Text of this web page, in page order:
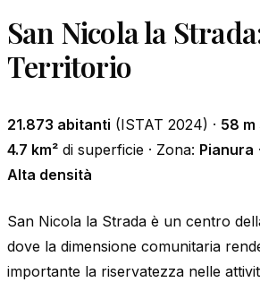
San Nicola la
Territorio
21.873 abitanti (ISTAT 2024) · 58 m
4.7 km² di superficie · Zona: Pianura
Alta densità
San Nicola la Strada è un centro
dove la dimensione comunitaria
importante la riservatezza nelle